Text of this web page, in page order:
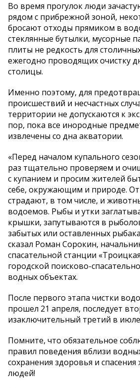
Во время прогулок люди
рядом с прибрежной зоной,
бросают отходы прямиком в
стеклянные бутылки, мусорные
плиты не редкость для
ежегодно проводящих очистку
столицы.
Именно поэтому, для
происшествий и несчастных
территории не допускаются к
пор, пока все инородные
извлечены со дна акватории.
«Перед началом купального
раз тщательно проверяем и
с купанием и просим жителей
себе, окружающим и природе.
страдают, в том числе, и
водоемов. Рыбы и утки
крышки, запутываются в
забытых или оставленных
сказал Роман Сорокин,
спасательной станции
городской поисково-
водных объектах.
После первого этапа чистки
прошел 21 апреля, последует
изаключительный третий в
Помните, что обязательное
правил поведения вблизи
сохранения здоровья и
людей!